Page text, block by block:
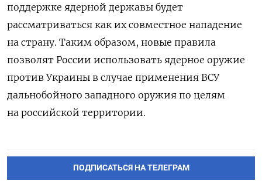
поддержке ядерной державы будет
рассматриваться как их совместное нападение
на страну. Таким образом, новые правила
позволят России использовать ядерное оружие
против Украины в случае применения ВСУ
дальнобойного западного оружия по целям
на российской территории.
ПОДПИСАТЬСЯ НА ТЕЛЕГРАМ